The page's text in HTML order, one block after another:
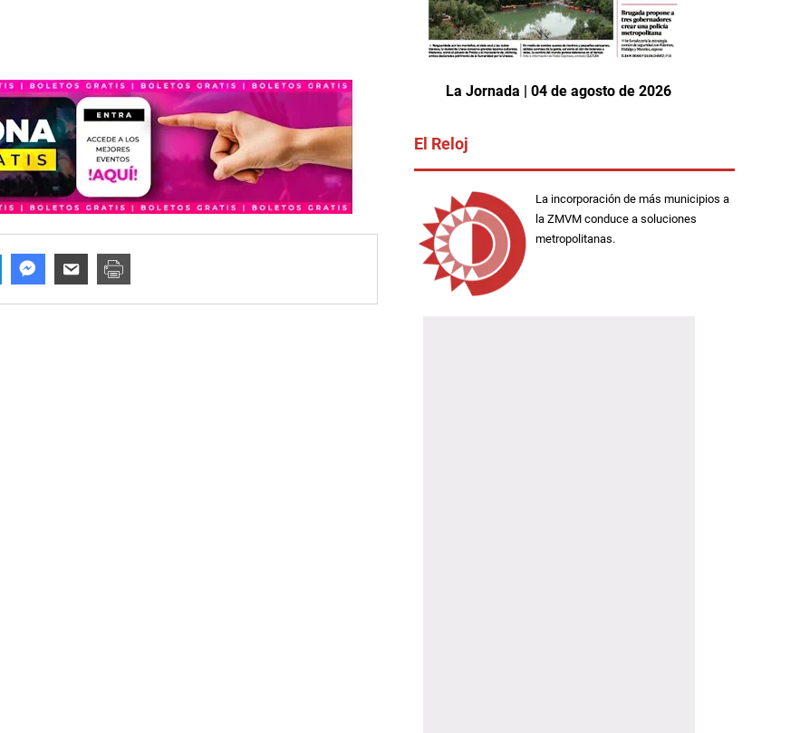
La Jornada | 04 de agosto de 2026
El Reloj
La incorporación de más municipios a
la ZMVM conduce a soluciones
metropolitanas.